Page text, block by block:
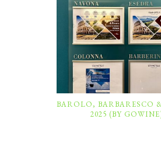
BAROLO, BARBARESCO
2025 (BY